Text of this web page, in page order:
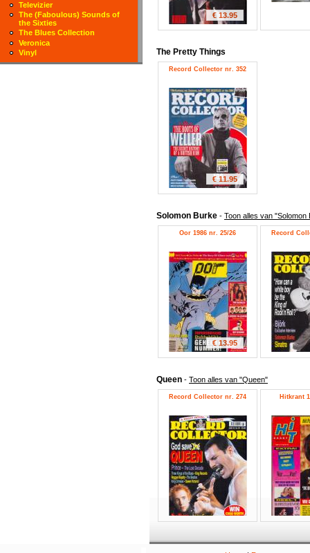
€ 13.95
The Pretty Things
Record Collector nr. 352
€ 11.95
Solomon Burke - Toon alles van "Solomon
Oor 1986 nr. 25/26
€ 13.95
Record
Queen - Toon alles van "Queen"
Record Collector nr. 274 Hitkrant
Televizier
The (Faboulous) Sounds of
the Sixties
The Blues Collection
Veronica
Vinyl